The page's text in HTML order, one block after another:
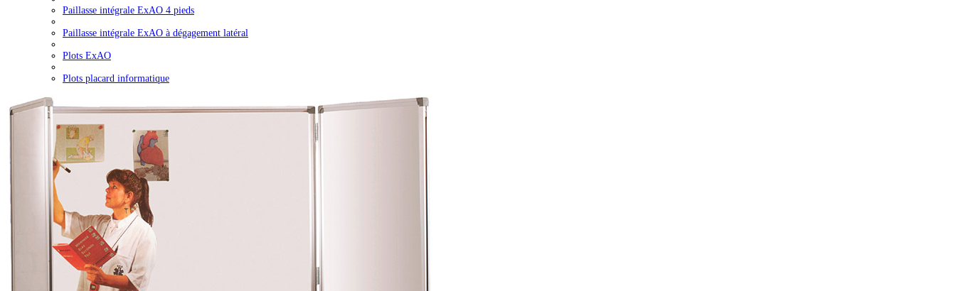
Paillasse intégrale ExAO 4 pieds
Paillasse intégrale ExAO à dégagement latéral
Plots ExAO
Plots placard informatique